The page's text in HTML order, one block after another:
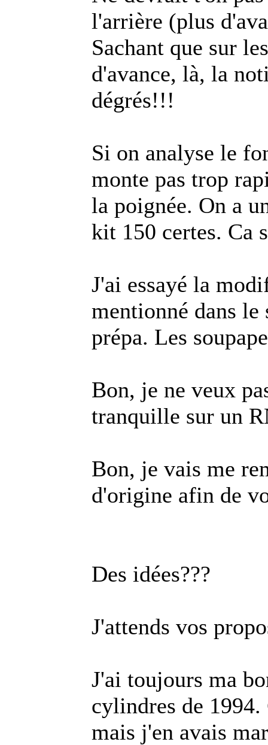
l'arrière (plus
Sachant que sur
d'avance, là, la
dégrés!!!
Si on analyse le
monte pas trop
la poignée. On a
kit 150 certes. Ca
J'ai essayé la
mentionné dans le
prépa. Les
Bon, je ne veux
tranquille sur un
Bon, je vais me
d'origine afin de
Des idées???
J'attends vos
J'ai toujours ma
cylindres de 1994.
mais j'en avais